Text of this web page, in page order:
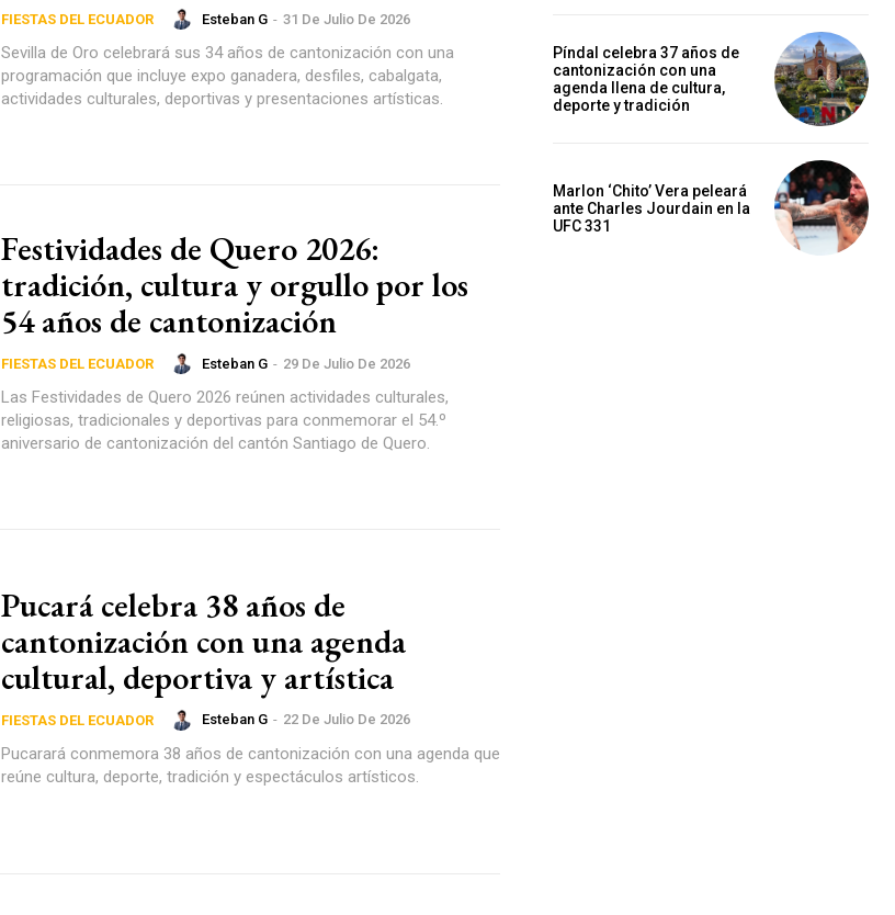
FIESTAS DEL ECUADOR Esteban G - 31 De Julio De 2026
Sevilla de Oro celebrará sus 34 años de cantonización con una
programación que incluye expo ganadera, desfiles, cabalgata,
actividades culturales, deportivas y presentaciones artísticas.
Festividades de Quero 2026:
tradición, cultura y orgullo por los
54 años de cantonización
FIESTAS DEL ECUADOR Esteban G - 29 De Julio De 2026
Las Festividades de Quero 2026 reúnen actividades culturales,
religiosas, tradicionales y deportivas para conmemorar el 54.º
aniversario de cantonización del cantón Santiago de Quero.
Pucará celebra 38 años de
cantonización con una agenda
cultural, deportiva y artística
FIESTAS DEL ECUADOR Esteban G - 22 De Julio De 2026
Pucarará conmemora 38 años de cantonización con una agenda que
reúne cultura, deporte, tradición y espectáculos artísticos.
Píndal celebra 37 años de
cantonización con una
agenda llena de cultura,
deporte y tradición
Marlon ‘Chito’ Vera peleará
ante Charles Jourdain en la
UFC 331